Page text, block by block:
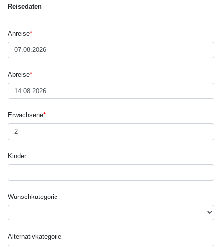
Reisedaten
Anreise*
Abreise*
Erwachsene*
Kinder
Wunsch­kategorie
Alternativ­kategorie